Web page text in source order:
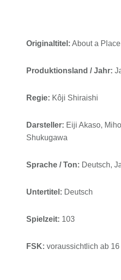
Originaltitel: About a
Produktionsland / Jahr:
Regie: Kôji Shiraishi
Darsteller: Eiji Akaso,
Shukugawa
Sprache / Ton: Deutsch,
Untertitel: Deutsch
Spielzeit: 103
FSK: voraussichtlich ab 16